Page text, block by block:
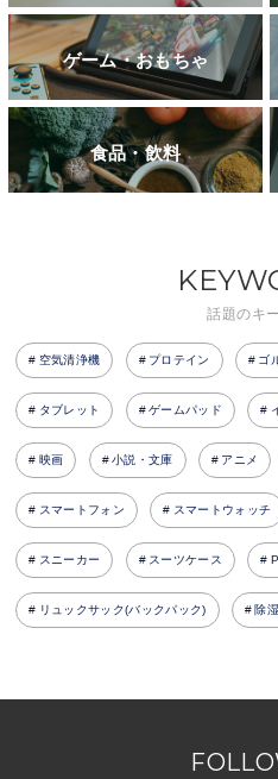
ゲーム・おもちゃ
食品・飲料
話題のキ
空気清浄機 プロテイン ゴ
タブレット ゲームパッド
映画 小説・文庫 アニメ
スマートフォン スマートウォッチ
スニーカー スーツケース
リュックサック(バックパック) 除